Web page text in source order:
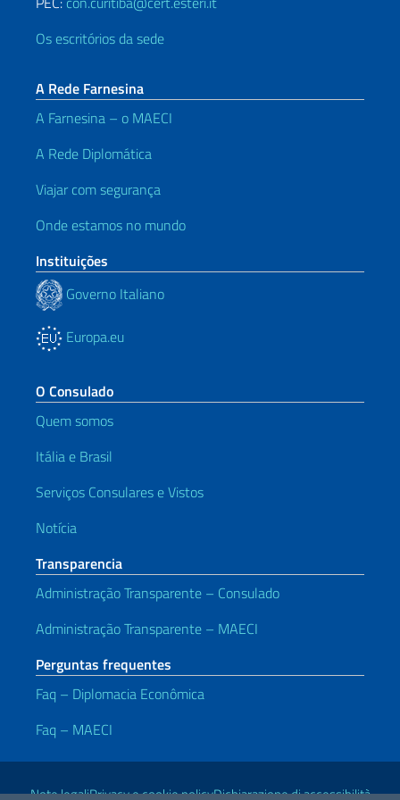
Os escritórios da sede
A Rede Farnesina
A Farnesina – o MAECI
A Rede Diplomática
Viajar com segurança
Onde estamos no mundo
Instituições
Governo Italiano
Europa.eu
O Consulado
Quem somos
Itália e Brasil
Serviços Consulares e Vistos
Notícia
Transparencia
Administração Transparente – Consulado
Administração Transparente – MAECI
Perguntas frequentes
Faq – Diplomacia Econômica
Faq – MAECI
Links Úteis
Note legaliPrivacy e cookie policyDichiarazione di accessibilità